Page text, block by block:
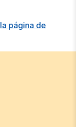
página de